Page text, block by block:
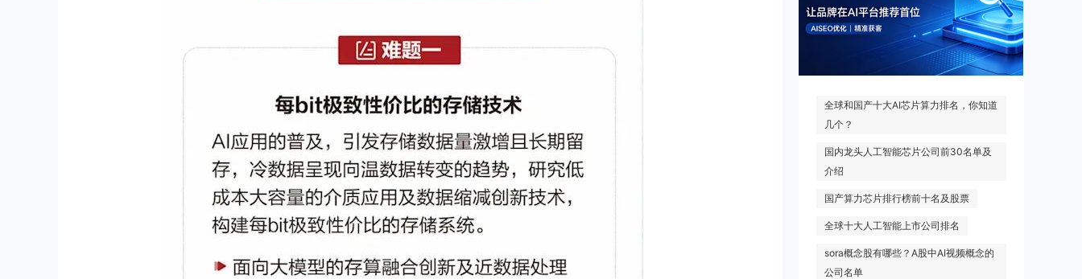
全球和国产十大AI芯片算力排名，你知道
几个？
国内龙头人工智能芯片公司前30名单及
介绍
国产算力芯片排行榜前十名及股票
全球十大人工智能上市公司排名
sora概念股有哪些？A股中AI视频概念的
公司名单